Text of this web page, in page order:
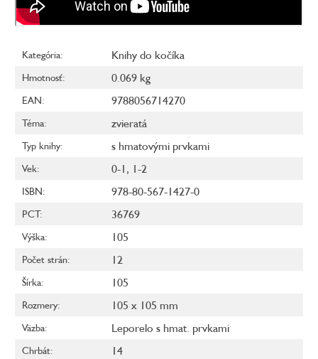
Kategória: Knihy do kočíka
Hmotnosť: 0.069 kg
EAN: 9788056714270
Téma: zvieratá
Typ knihy: s hmatovými prvkami
Vek: 0-1 , 1-2
ISBN: 978-80-567-1427-0
PCT: 36769
Výška: 105
Počet strán: 12
Šírka: 105
Rozmery: 105 x 105 mm
Väzba: Leporelo s hmat. prvkami
Chrbát: 14